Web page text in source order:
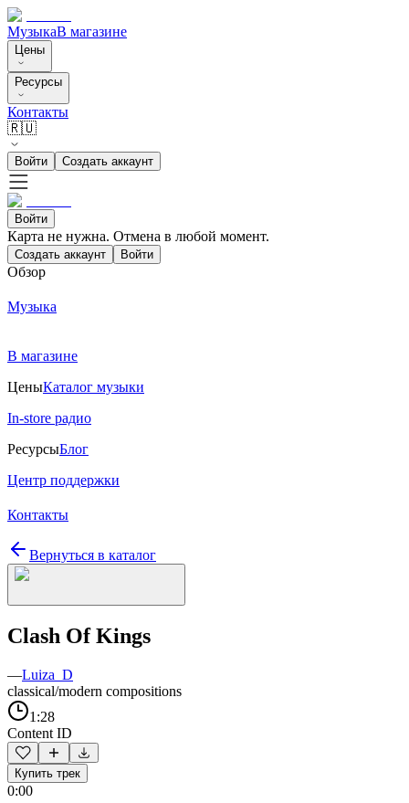
МузыкаВ магазине
Цены
Ресурсы
Контакты
🇷🇺
Войти Создать аккаунт
Войти
Карта не нужна. Отмена в любой момент.
Создать аккаунт Войти
Обзор
Музыка
В магазине
ЦеныКаталог музыки
In-store радио
РесурсыБлог
Центр поддержки
Контакты
Вернуться в каталог
Clash Of Kings
—Luiza_D
classical/modern compositions
1:28
Content ID
Купить трек
0:00